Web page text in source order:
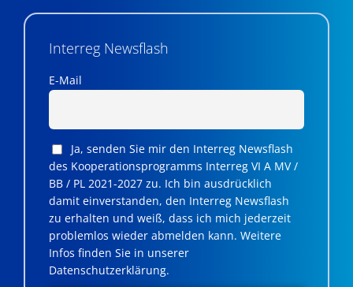
Interreg Newsflash
E-Mail
Ja, senden Sie mir den Interreg Newsflash
des Kooperationsprogramms Interreg VI A MV /
BB / PL 2021-2027 zu. Ich bin ausdrücklich
damit einverstanden, den Interreg Newsflash
zu erhalten und weiß, dass ich mich jederzeit
problemlos wieder abmelden kann. Weitere
Infos finden Sie in unserer
Datenschutzerklärung.